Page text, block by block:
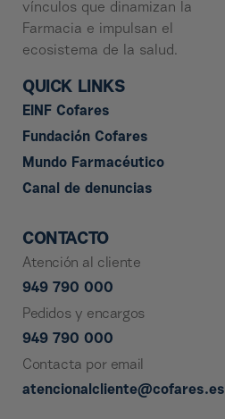
vínculos que dinamizan la
Farmacia e impulsan el
ecosistema de la salud.
QUICK LINKS
EINF Cofares
Fundación Cofares
Mundo Farmacéutico
Canal de denuncias
CONTACTO
Atención al cliente
949 790 000
Pedidos y encargos
949 790 000
Contacta por email
atencionalcliente@cofares.es